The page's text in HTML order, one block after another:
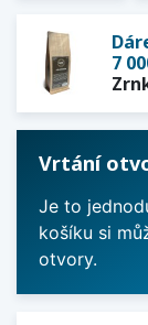
7
Vrtání
Je to
košíku si
otvory.